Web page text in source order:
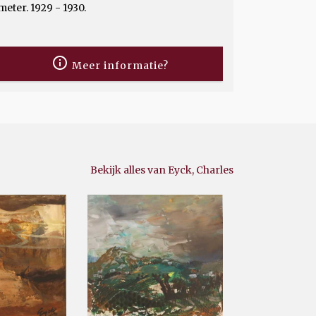
1929 - 1930.
Meer informatie?
Bekijk alles van Eyck, Charles